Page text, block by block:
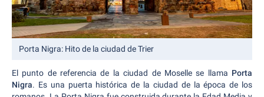
Porta Nigra: Hito de la ciudad de Trier
El punto de referencia de la ciudad de Moselle se llama Porta
Nigra. Es una puerta histórica de la ciudad de la época de los